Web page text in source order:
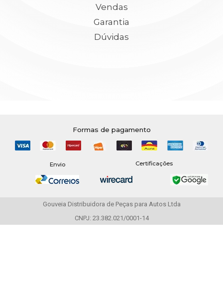
Vendas
Garantia
Dúvidas
Formas de pagamento
Envio Certificações
Gouveia Distribuidora de Peças para Autos Ltda
CNPJ: 23.382.021/0001-14